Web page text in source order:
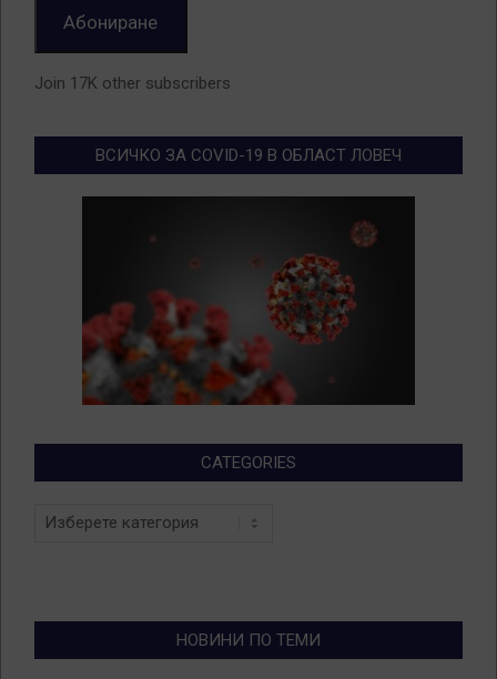
Абониране
Join 17K other subscribers
ВСИЧКО ЗА COVID-19 В ОБЛАСТ ЛОВЕЧ
CATEGORIES
Categories
НОВИНИ ПО ТЕМИ